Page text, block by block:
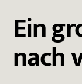
Ein
nach